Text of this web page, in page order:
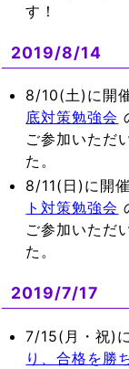
す！
2019/8/14
8/10(土)に開
底対策勉強会
ご参加いただ
た。
8/11(日)に開
ト対策勉強会
ご参加いただ
た。
2019/7/17
7/15(月・祝)
り、合格を勝